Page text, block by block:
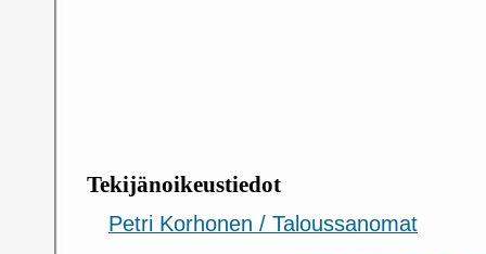
Tekijänoikeustiedot
Petri Korhonen / Taloussanomat